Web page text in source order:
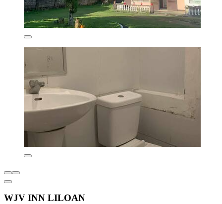
WJV INN LILOAN